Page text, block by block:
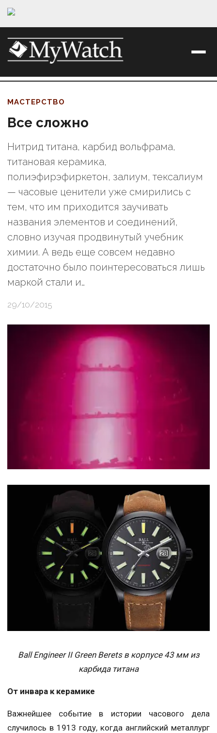
МАСТЕРСТВО
Все сложно
Нитрид титана, карбид вольфрама,
титановая керамика,
полиэфирэфиркетон, залиум, тексалиум
— часовые ценители уже смирились с
тем, что им приходится заучивать
названия элементов и соединений,
словно изучая продвинутый учебник
химии. А ведь еще совсем недавно
достаточно было поинтересоваться лишь
маркой стали и…
29/10/2015
Ball Engineer II Green Berets в корпусе 43 мм из
карбида титана
От инвара к керамике
Важнейшее событие в истории часового дела
случилось в 1913 году, когда английский металлург